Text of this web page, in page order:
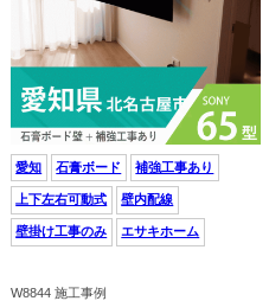
愛知 石膏ボード 補強工事あり
上下左右可動式 壁内配線
壁掛け工事のみ エサキホーム
W8844 施工事例